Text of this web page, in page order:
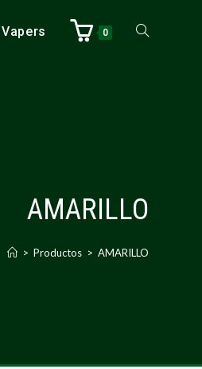
Vapers 0
AMARILLO
> Productos > AMARILLO